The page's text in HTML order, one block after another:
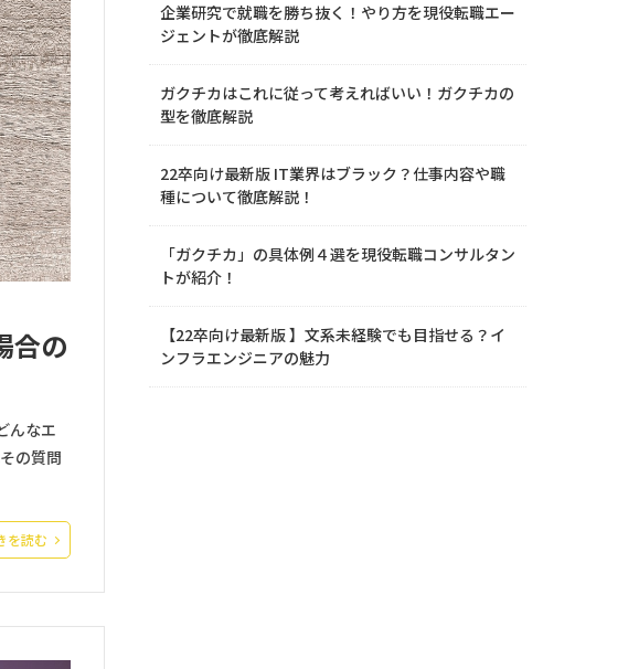
合の
んなエ
の質問
を読む
企業研究で就職を勝ち抜く！やり方を現役転職エー
ジェントが徹底解説
ガクチカはこれに従って考えればいい！ガクチカの
型を徹底解説
22卒向け最新版 IT業界はブラック？仕事内容や職
種について徹底解説！
「ガクチカ」の具体例４選を現役転職コンサルタン
トが紹介！
【22卒向け最新版 】文系未経験でも目指せる？イ
ンフラエンジニアの魅力